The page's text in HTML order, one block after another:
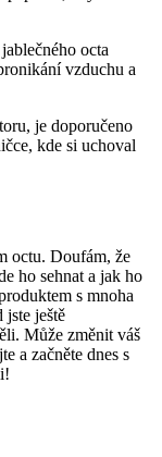
octa​
⁤vzduchu ​a
je doporučeno
kde si uchoval
octu. Doufám, ⁤že
ho sehnat a jak ho
s mnoha
ještě
‌Může​ změnit váš
a začněte dnes s